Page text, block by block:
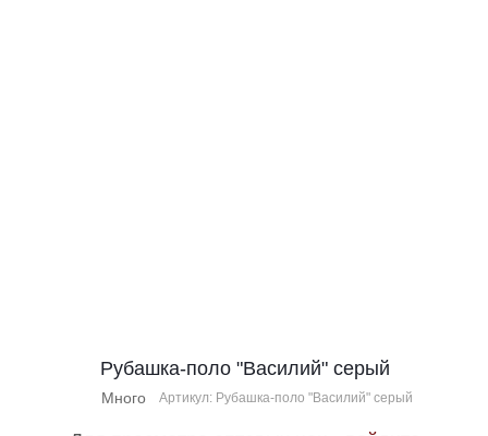
Рубашка-поло "Василий" серый
Много Артикул: Рубашка-поло "Василий" серый